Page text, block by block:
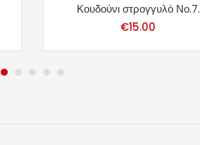
Κουδούνι στρογγυλό Νο.7.
€15.00